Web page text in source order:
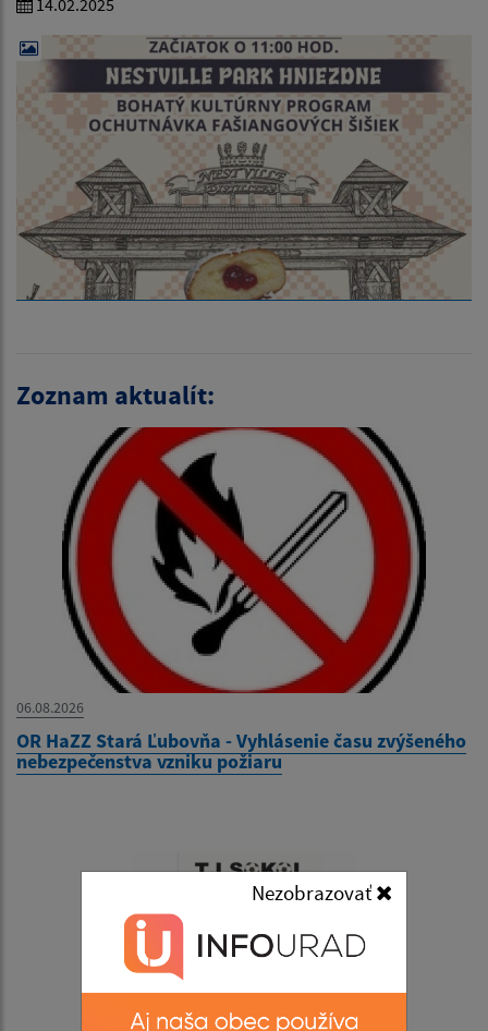
Nezobrazovať
Zoznam aktualít:
06.08.2026
OR HaZZ Stará Ľubovňa - Vyhlásenie času zvýšeného
nebezpečenstva vzniku požiaru